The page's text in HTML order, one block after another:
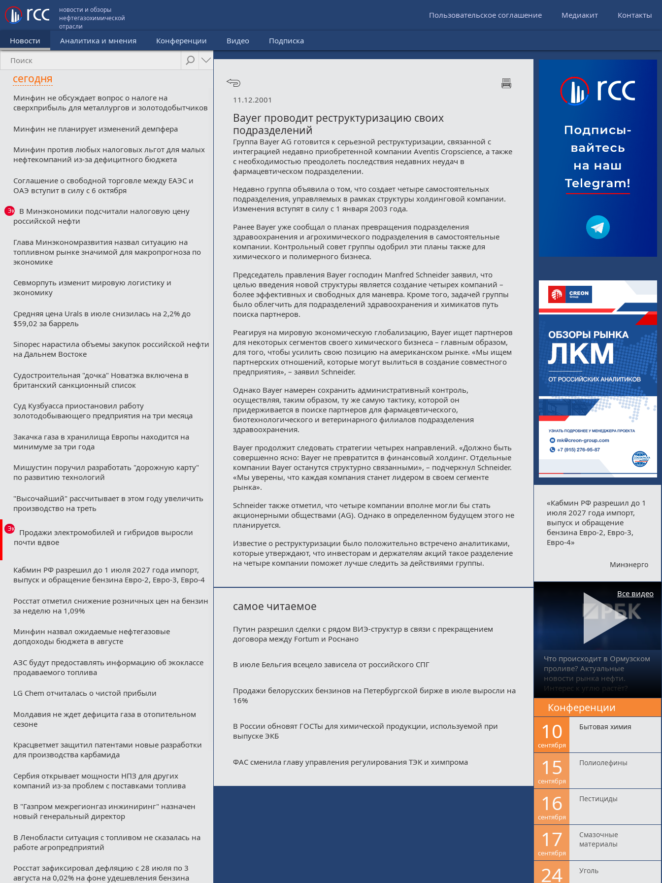
новости и обзоры
нефтегазохимической
отрасли
Пользовательское соглашение Медиакит Контакты
Новости Аналитика и мнения Конференции Видео Подписка
сегодня
Минфин не обсуждает вопрос о налоге на
сверхприбыль для металлургов и золотодобытчиков
Минфин не планирует изменений демпфера
Минфин против любых налоговых льгот для малых
нефтекомпаний из-за дефицитного бюджета
Соглашение о свободной торговле между ЕАЭС и
ОАЭ вступит в силу с 6 октября
Эксклюзив
В Минэкономики подсчитали налоговую цену
российской нефти
Глава Минэкономразвития назвал ситуацию на
топливном рынке значимой для макропрогноза по
экономике
Севморпуть изменит мировую логистику и
экономику
Средняя цена Urals в июле снизилась на 2,2% до
$59,02 за баррель
Sinopec нарастила объемы закупок российской нефти
на Дальнем Востоке
Судостроительная "дочка" Новатэка включена в
британский санкционный список
Суд Кузбуасса приостановил работу
золотодобывающего предприятия на три месяца
Закачка газа в хранилища Европы находится на
минимуме за три года
Мишустин поручил разработать "дорожную карту"
по развитию технологий
"Высочайший" рассчитывает в этом году увеличить
производство на треть
Эксклюзив
Продажи электромобилей и гибридов выросли
почти вдвое
Кабмин РФ разрешил до 1 июля 2027 года импорт,
выпуск и обращение бензина Евро-2, Евро-3, Евро-4
Росстат отметил снижение розничных цен на бензин
за неделю на 1,09%
Минфин назвал ожидаемые нефтегазовые
допдоходы бюджета в августе
АЗС будут предоставлять информацию об экоклассе
продаваемого топлива
LG Chem отчиталась о чистой прибыли
Молдавия не ждет дефицита газа в отопительном
сезоне
Красцветмет защитил патентами новые разработки
для производства карбамида
Сербия открывает мощности НПЗ для других
компаний из‑за проблем с поставками топлива
В "Газпром межрегионгаз инжиниринг" назначен
новый генеральный директор
В Ленобласти ситуация с топливом не сказалась на
работе агропредприятий
Росстат зафиксировал дефляцию с 28 июля по 3
августа на 0,02% на фоне удешевления бензина
11.12.2001
Bayer проводит реструктуризацию своих
подразделений
Группа Bayer AG готовится к серьезной реструктуризации, связанной с
интеграцией недавно приобретенной компании Aventis Cropscience, а также
с необходимостью преодолеть последствия недавних неудач в
фармацевтическом подразделении.
Недавно группа объявила о том, что создает четыре самостоятельных
подразделения, управляемых в рамках структуры холдинговой компании.
Изменения вступят в силу с 1 января 2003 года.
Ранее Bayer уже сообщал о планах превращения подразделения
здравоохранения и агрохимического подразделения в самостоятельные
компании. Контрольный совет группы одобрил эти планы также для
химического и полимерного бизнеса.
Председатель правления Bayer господин Manfred Schneider заявил, что
целью введения новой структуры является создание четырех компаний –
более эффективных и свободных для маневра. Кроме того, задачей группы
было облегчить для подразделений здравоохранения и химикатов путь
поиска партнеров.
Реагируя на мировую экономическую глобализацию, Bayer ищет партнеров
для некоторых сегментов своего химического бизнеса – главным образом,
для того, чтобы усилить свою позицию на американском рынке. «Мы ищем
партнерских отношений, которые могут вылиться в создание совместного
предприятия», – заявил Schneider.
Однако Bayer намерен сохранить административный контроль,
осуществляя, таким образом, ту же самую тактику, которой он
придерживается в поиске партнеров для фармацевтического,
биотехнологического и ветеринарного филиалов подразделения
здравоохранения.
Bayer продолжит следовать стратегии четырех направлений. «Должно быть
совершенно ясно: Bayer не превратится в финансовый холдинг. Отдельные
компании Bayer останутся структурно связанными», – подчеркнул Schneider.
«Мы уверены, что каждая компания станет лидером в своем сегменте
рынка».
Schneider также отметил, что четыре компании вполне могли бы стать
акционерными обществами (AG). Однако в определенном будущем этого не
планируется.
Известие о реструктуризации было положительно встречено аналитиками,
которые утверждают, что инвесторам и держателям акций такое разделение
на четыре компании поможет лучше следить за действиями группы.
самое читаемое
Путин разрешил сделки с рядом ВИЭ-структур в связи с прекращением
договора между Fortum и Роснано
В июле Бельгия всецело зависела от российского СПГ
Продажи белорусских бензинов на Петербургской бирже в июле выросли на
16%
В России обновят ГОСТы для химической продукции, используемой при
выпуске ЭКБ
ФАС сменила главу управления регулирования ТЭК и химпрома
«Кабмин РФ разрешил до 1
июля 2027 года импорт,
выпуск и обращение
бензина Евро-2, Евро-3,
Евро-4»
Минэнерго
Что происходит в Ормузском
проливе? Актуальные
новости рынка нефти.
Интерес к углю растёт?
Все видео
Конференции
10
сентября
Бытовая химия
15
сентября
Полиолефины
16
сентября
Пестициды
17
сентября
Смазочные
материалы
24 Уголь